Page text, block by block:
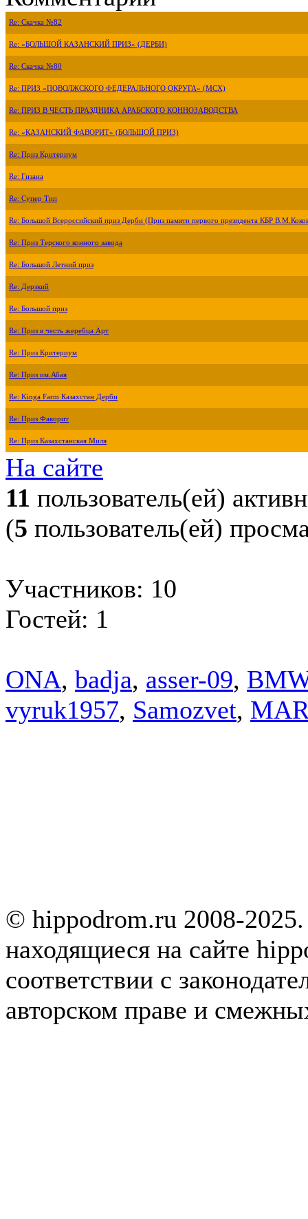
Re: Скачка №82
Re: «БОЛЬШОЙ КАЗАНСКИЙ ПРИЗ» (ДЕРБИ)
Re: Скачка №80
Re: ПРИЗ «ПОВОЛЖСКОГО ФЕДЕРАЛЬНОГО ОКРУГА» (МСХ)
Re: ПРИЗ В ЧЕСТЬ ПРАЗДНИКА АРАБСКОГО КОННОЗАВОДСТВА
Re: «КАЗАНСКИЙ ФАВОРИТ» (БОЛЬШОЙ ПРИЗ)
Re: Приз Критериум
Re: Гизана
Re: Супер Тип
Re: Большой Всероссийский приз Дерби (Приз памяти первого президента КБР
Re: Приз Терского конного завода
Re: Большой Летний приз
Re: Дерзкий
Re: Большой приз
Re: Приз в честь жеребца Арт
Re: Приз Критериум
Re: Приз им.Абая
Re: Kinga Farm Казахстан Дерби
Re: Приз Фаворит
Re: Приз Казахстанская Миля
На сайте
11 пользователь(ей)
(5 пользователь(ей)
Участников: 10
Гостей: 1
ONA, badja, asser-09,
vyruk1957, Samozvet,
© hippodrom.ru 2008-
находящиеся на сайте
соответствии с
авторском праве и